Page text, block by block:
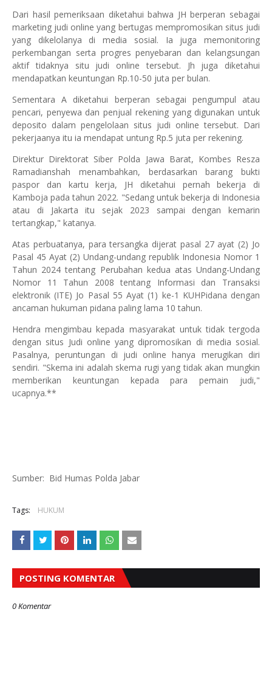
Dari hasil pemeriksaan diketahui bahwa JH berperan sebagai
marketing judi online yang bertugas mempromosikan situs judi
yang dikelolanya di media sosial. Ia juga memonitoring
perkembangan serta progres penyebaran dan kelangsungan
aktif tidaknya situ judi online tersebut. Jh juga diketahui
mendapatkan keuntungan Rp.10-50 juta per bulan.
Sementara A diketahui berperan sebagai pengumpul atau
pencari, penyewa dan penjual rekening yang digunakan untuk
deposito dalam pengelolaan situs judi online tersebut. Dari
pekerjaanya itu ia mendapat untung Rp.5 juta per rekening.
Direktur Direktorat Siber Polda Jawa Barat, Kombes Resza
Ramadianshah menambahkan, berdasarkan barang bukti
paspor dan kartu kerja, JH diketahui pernah bekerja di
Kamboja pada tahun 2022. "Sedang untuk bekerja di Indonesia
atau di Jakarta itu sejak 2023 sampai dengan kemarin
tertangkap," katanya.
Atas perbuatanya, para tersangka dijerat pasal 27 ayat (2) Jo
Pasal 45 Ayat (2) Undang-undang republik Indonesia Nomor 1
Tahun 2024 tentang Perubahan kedua atas Undang-Undang
Nomor 11 Tahun 2008 tentang Informasi dan Transaksi
elektronik (ITE) Jo Pasal 55 Ayat (1) ke-1 KUHPidana dengan
ancaman hukuman pidana paling lama 10 tahun.
Hendra mengimbau kepada masyarakat untuk tidak tergoda
dengan situs Judi online yang dipromosikan di media sosial.
Pasalnya, peruntungan di judi online hanya merugikan diri
sendiri. "Skema ini adalah skema rugi yang tidak akan mungkin
memberikan keuntungan kepada para pemain judi,"
ucapnya.**
Sumber: Bid Humas Polda Jabar
Tags: HUKUM
POSTING KOMENTAR
0 Komentar